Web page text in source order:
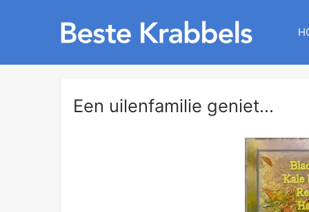
Een uilenfamilie geniet...